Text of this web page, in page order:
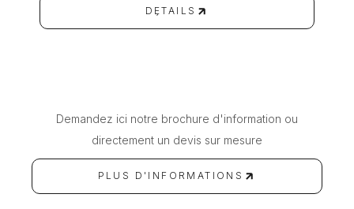
DÉTAILS
Demandez ici notre brochure d'information ou
directement un devis sur mesure
PLUS D'INFORMATIONS